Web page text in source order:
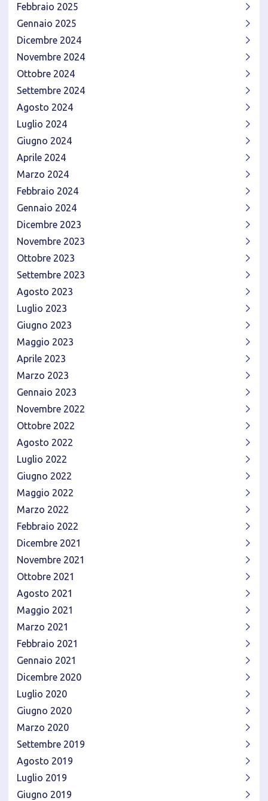
Febbraio 2025
Gennaio 2025
Dicembre 2024
Novembre 2024
Ottobre 2024
Settembre 2024
Agosto 2024
Luglio 2024
Giugno 2024
Aprile 2024
Marzo 2024
Febbraio 2024
Gennaio 2024
Dicembre 2023
Novembre 2023
Ottobre 2023
Settembre 2023
Agosto 2023
Luglio 2023
Giugno 2023
Maggio 2023
Aprile 2023
Marzo 2023
Gennaio 2023
Novembre 2022
Ottobre 2022
Agosto 2022
Luglio 2022
Giugno 2022
Maggio 2022
Marzo 2022
Febbraio 2022
Dicembre 2021
Novembre 2021
Ottobre 2021
Agosto 2021
Maggio 2021
Marzo 2021
Febbraio 2021
Gennaio 2021
Dicembre 2020
Luglio 2020
Giugno 2020
Marzo 2020
Settembre 2019
Agosto 2019
Luglio 2019
Giugno 2019